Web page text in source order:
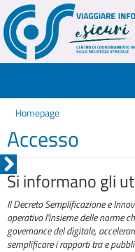
Homepage
Accesso
Si informano gli
Il Decreto Semplificazione e
operativo l'insieme delle norme
governance del digitale,
semplificare i rapporti tra e